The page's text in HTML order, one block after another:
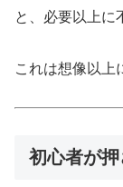
と、必要以上に
これは想像以上
初心者が